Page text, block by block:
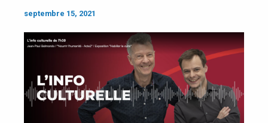
septembre 15, 2021